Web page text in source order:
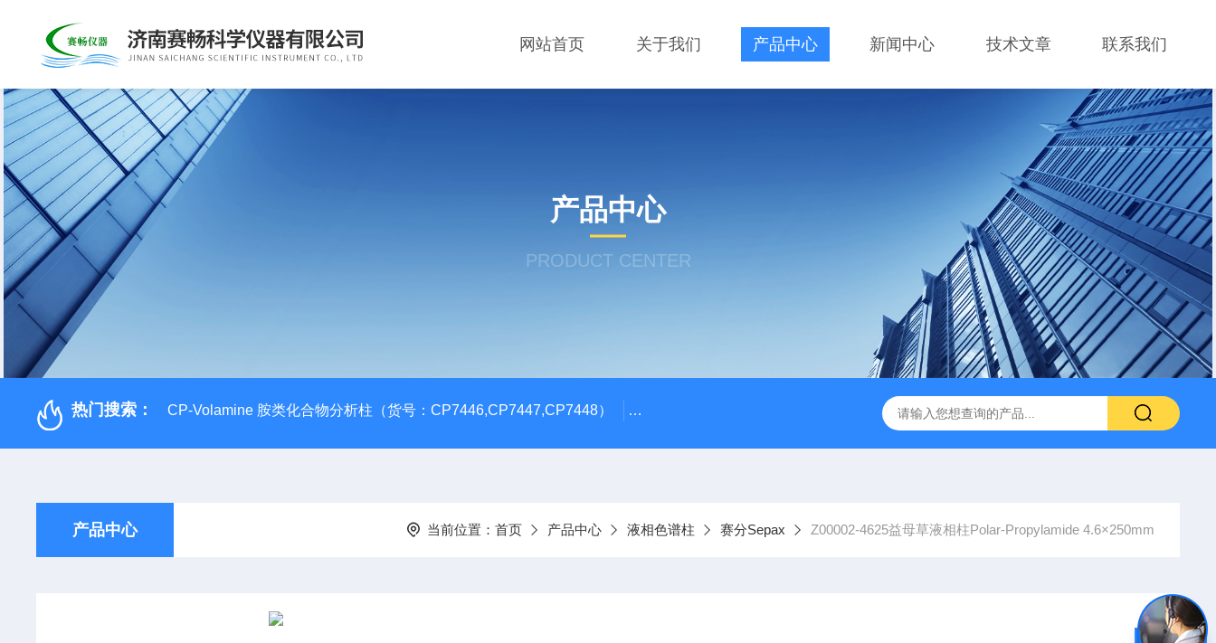
网站首页 关于我们 产品中心 新闻中心 技术文章 联系我们
产品中心
PRODUCT CENTER
热门搜索： CP-Volamine 胺类化合物分析柱（货号：CP7446,CP7447,CP7448） 岛津GL Inertsil ODS-3 4.6*250mm/5um 5020-01732 大连依利特Hypersil ODS2
产品中心 当前位置： 首页 产品中心 液相色谱柱 赛分Sepax Z00002-4625益母草液相柱Polar-Propylamide 4.6×250mm